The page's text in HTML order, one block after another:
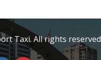
Taxi. All rights reserved